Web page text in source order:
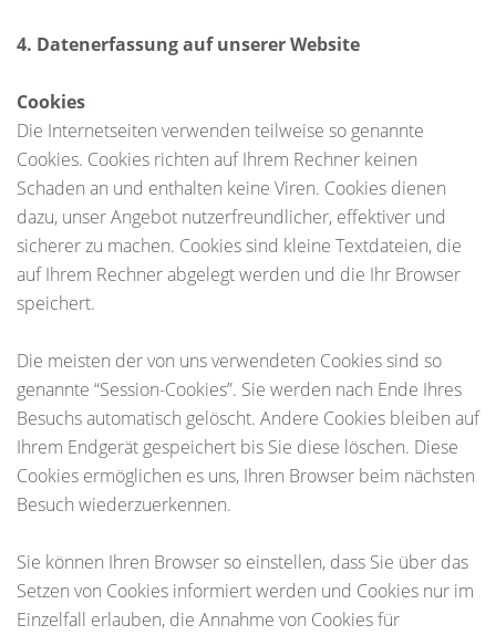
4. Datenerfassung auf unserer Website
Cookies
Die Internetseiten verwenden teilweise so genannte
Cookies. Cookies richten auf Ihrem Rechner keinen
Schaden an und enthalten keine Viren. Cookies dienen
dazu, unser Angebot nutzerfreundlicher, effektiver und
sicherer zu machen. Cookies sind kleine Textdateien, die
auf Ihrem Rechner abgelegt werden und die Ihr Browser
speichert.
Die meisten der von uns verwendeten Cookies sind so
genannte “Session-Cookies”. Sie werden nach Ende Ihres
Besuchs automatisch gelöscht. Andere Cookies bleiben auf
Ihrem Endgerät gespeichert bis Sie diese löschen. Diese
Cookies ermöglichen es uns, Ihren Browser beim nächsten
Besuch wiederzuerkennen.
Sie können Ihren Browser so einstellen, dass Sie über das
Setzen von Cookies informiert werden und Cookies nur im
Einzelfall erlauben, die Annahme von Cookies für